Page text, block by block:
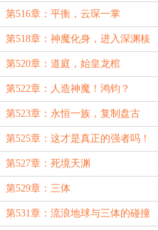
体
第516章：平衡，云琛一掌
第518章：神魔化身，进入深渊核
心
第520章：道庭，始皇龙棺
第522章：人造神魔！鸿钧？
第523章：永恒一族，复制盘古
第525章：这才是真正的强者吗！
第527章：死境天渊
第529章：三体
第531章：流浪地球与三体的碰撞